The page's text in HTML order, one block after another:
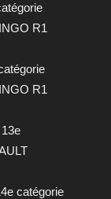
R1
R1
catégorie